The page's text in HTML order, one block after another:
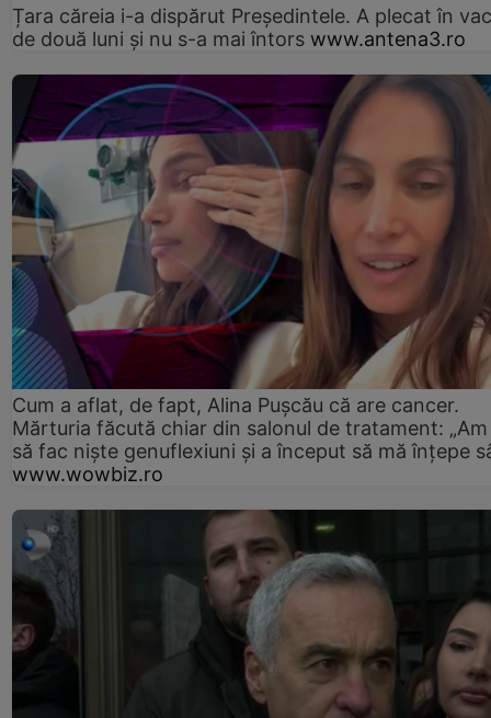
Țara căreia i-a dispărut Președintele. A plecat în
de două luni și nu s-a mai întors www.antena3.ro
Cum a aflat, de fapt, Alina Pușcău că are cancer.
Mărturia făcută chiar din salonul de tratament:
să fac niște genuflexiuni și a început să mă înțepe
www.wowbiz.ro